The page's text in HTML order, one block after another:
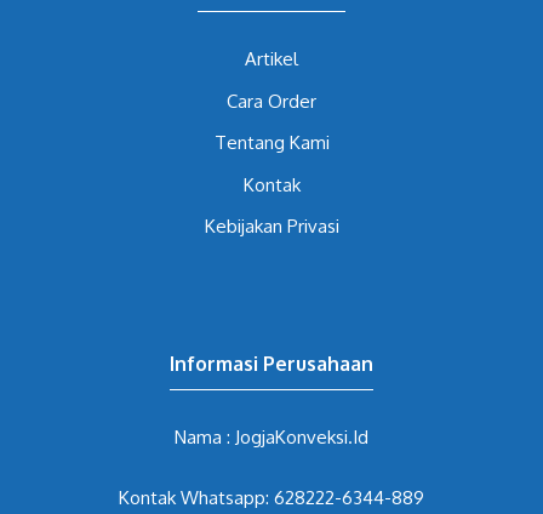
Artikel
Cara Order
Tentang Kami
Kontak
Kebijakan Privasi
Informasi Perusahaan
Nama : JogjaKonveksi.Id
Kontak Whatsapp: 628222-6344-889